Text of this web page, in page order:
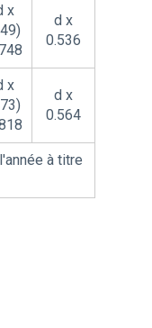
x
d x
0.536
x
d x
0.564
à titre